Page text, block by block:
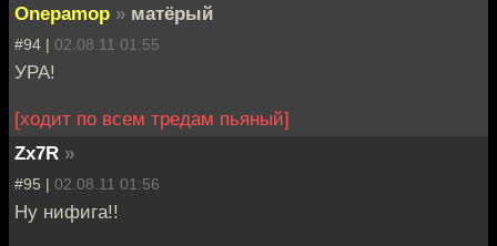
Onepamop » матёрый
#94 | 02.08.11 01:55
УРА!
[ходит по всем тредам пьяный]
Zx7R »
#95 | 02.08.11 01:56
Ну нифига!!